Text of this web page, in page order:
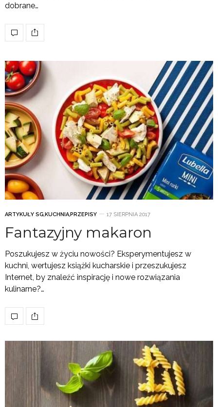
dobrane…
ARTYKUŁY SG,KUCHNIA,PRZEPISY 17 SIERPNIA 2017
Fantazyjny makaron
Poszukujesz w życiu nowości? Eksperymentujesz w
kuchni, wertujesz książki kucharskie i przeszukujesz
Internet, by znaleźć inspirację i nowe rozwiązania
kulinarne?…